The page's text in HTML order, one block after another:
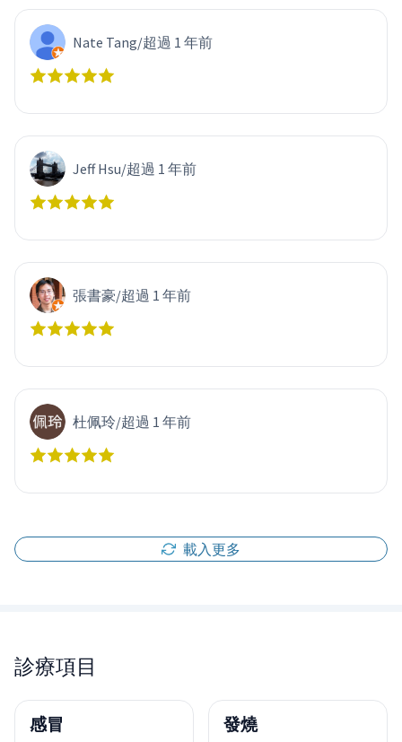
Nate Tang/超過 1 年前
Jeff Hsu/超過 1 年前
張書豪/超過 1 年前
杜佩玲/超過 1 年前
載入更多
診療項目
感冒 發燒